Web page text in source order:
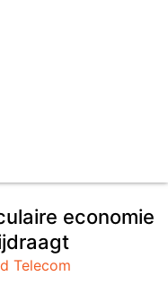
economie
Telecom